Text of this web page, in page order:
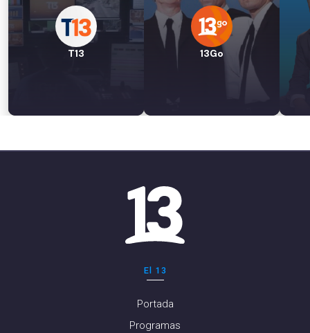
T13 13Go
El 13
Portada
Programas